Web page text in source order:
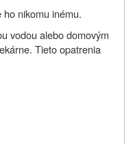
nikomu inému.
vodou alebo domovým
Tieto opatrenia